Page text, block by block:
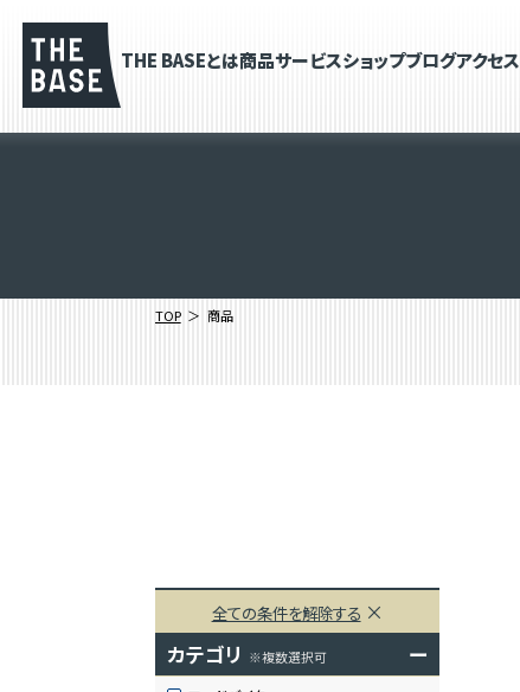
THE BASEとは商品サービスショップブログアクセス
TOP 商品
全ての条件を解除する
カテゴリ ※複数選択可 ー